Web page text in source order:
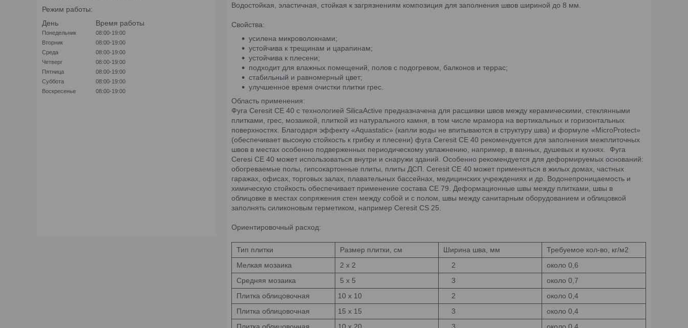
Водостойкая, эластичная, стойкая к загрязнениям композиция для заполнения швов шириной до 8 мм.
Свойства:
усилена микроволокнами;
устойчива к трещинам и царапинам;
устойчива к плесени;
подходит для влажных помещений, полов с подогревом, балконов и террас;
стабильный и равномерный цвет;
улучшенное время очистки плитки грес.
Область применения:
Фуга Ceresit CE 40 с технологией SilicaActive предназначена для расшивки швов между керамическими, стеклянными
плитками, грес, мозаикой, плиткой из натурального камня, в том числе мрамора на вертикальных и горизонтальных
поверхностях. Благодаря эффекту «Aquastatic» (капли воды не впитываются в структуру шва) и формуле «MicroProtect»
(обеспечивает высокую стойкость к грибку и плесени) фуга Ceresit CE 40 рекомендуется для заполнения межплиточных
швов в местах особенно подверженных периодическому увлажнению, например, в ванных, душевых и кухнях. Фуга
Ceresi CE 40 может использоваться внутри и снаружи зданий. Особенно рекомендуется для деформируемых оснований:
обогреваемые полы, гипсокартонные плиты, плиты ДСП. Ceresit СЕ 40 может применяться в жилых домах, частных
гаражах, офисах, торговых залах, плавательных бассейнах, медицинских учреждениях и др. Водонепроницаемость и
химическую стойкость обеспечивает применение состава CE 79. Деформационные швы между плитками, швы в
облицовке в местах сопряжения стен между собой и с полом, швы между санитарным оборудованием и облицовкой
заполнять силиконовым герметиком, например Ceresit CS 25.
Ориентировочный расход:
Тип плитки Размер плитки, см Ширина шва, мм
Требуемое кол-во, кг/м2
Мелкая мозаика
2 х 2 2
около 0,6
Средняя мозаика
5 х 5 3
около 0,7
Плитка облицовочная
10 х 10 2
около 0,4
Плитка облицовочная
15 х 15 3
около 0,4
Режим работы:
День
Время работы
Понедельник
08:00-19:00
Вторник
08:00-19:00
Среда
08:00-19:00
Четверг
08:00-19:00
Пятница
08:00-19:00
Суббота
08:00-19:00
Воскресенье
08:00-19:00